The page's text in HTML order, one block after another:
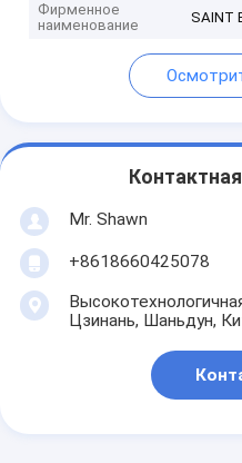
Фирменное
наименование
SAINT
Mr. Shawn
+8618660425078
Цзинань, Шаньдун,